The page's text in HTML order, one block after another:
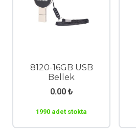
8120-16GB USB
Bellek
0.00 ₺
1990 adet stokta